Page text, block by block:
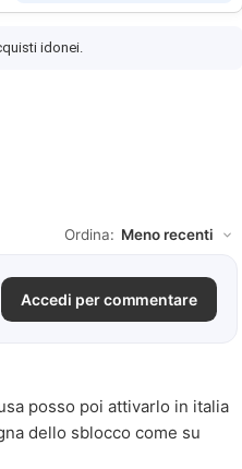
idonei.
Ordina:
Accedi per commentare
posso poi attivarlo in italia
dello sblocco come su